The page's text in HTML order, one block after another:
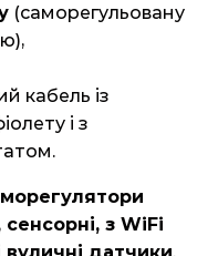
(саморегульовану
кабель із
і з
сенсорні, з WiFi